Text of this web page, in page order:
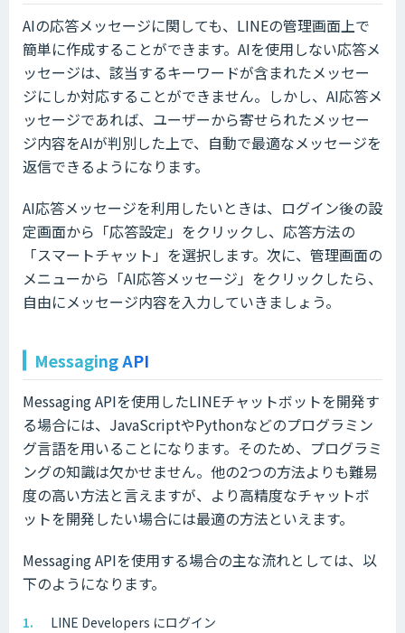
AIの応答メッセージに関しても、LINEの管理画面上で
簡単に作成することができます。AIを使用しない応答メ
ッセージは、該当するキーワードが含まれたメッセー
ジにしか対応することができません。しかし、AI応答メ
ッセージであれば、ユーザーから寄せられたメッセー
ジ内容をAIが判別した上で、自動で最適なメッセージを
返信できるようになります。
AI応答メッセージを利用したいときは、ログイン後の設
定画面から「応答設定」をクリックし、応答方法の
「スマートチャット」を選択します。次に、管理画面の
メニューから「AI応答メッセージ」をクリックしたら、
自由にメッセージ内容を入力していきましょう。
Messaging API
Messaging APIを使用したLINEチャットボットを開発す
る場合には、JavaScriptやPythonなどのプログラミン
グ言語を用いることになります。そのため、プログラミ
ングの知識は欠かせません。他の2つの方法よりも難易
度の高い方法と言えますが、より高精度なチャットボ
ットを開発したい場合には最適の方法といえます。
Messaging APIを使用する場合の主な流れとしては、以
下のようになります。
LINE Developers にログイン